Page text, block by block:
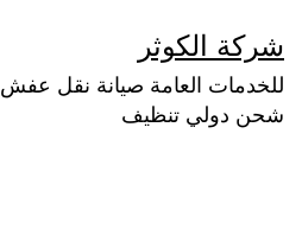
إلى
المحتوى
شركة الكوثر
للخدمات العامة صيانة نقل عفش
شحن دولي تنظيف